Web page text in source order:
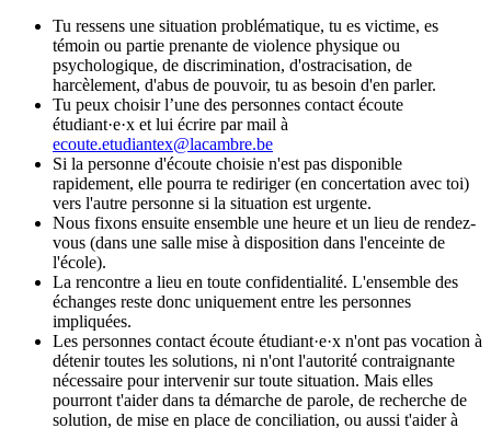
Tu ressens une situation problématique, tu es victime, es
témoin ou partie prenante de violence physique ou
psychologique, de discrimination, d'ostracisation, de
harcèlement, d'abus de pouvoir, tu as besoin d'en parler.
Tu peux choisir l’une des personnes contact écoute
étudiant·e·x et lui écrire par mail à
ecoute.etudiantex@lacambre.be
Si la personne d'écoute choisie n'est pas disponible
rapidement, elle pourra te rediriger (en concertation avec toi)
vers l'autre personne si la situation est urgente.
Nous fixons ensuite ensemble une heure et un lieu de rendez-
vous (dans une salle mise à disposition dans l'enceinte de
l'école).
La rencontre a lieu en toute confidentialité. L'ensemble des
échanges reste donc uniquement entre les personnes
impliquées.
Les personnes contact écoute étudiant·e·x n'ont pas vocation à
détenir toutes les solutions, ni n'ont l'autorité contraignante
nécessaire pour intervenir sur toute situation. Mais elles
pourront t'aider dans ta démarche de parole, de recherche de
solution, de mise en place de conciliation, ou aussi t'aider à